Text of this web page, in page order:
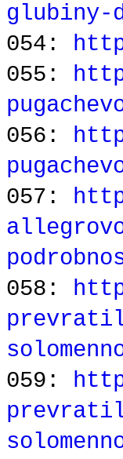
glubiny-
054:
055:
056:
057:
058:
059: